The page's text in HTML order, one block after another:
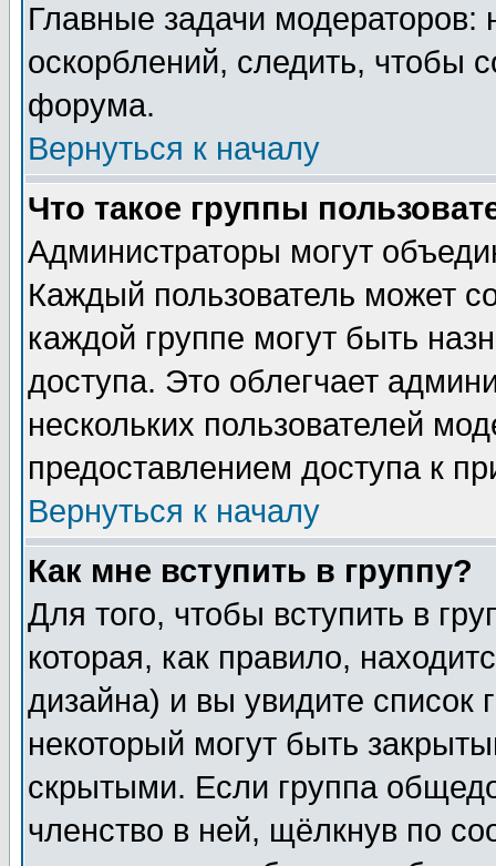
Главные задачи
оскорблений, следить, чтобы
форума.
Вернуться к началу
Что такое группы
Администраторы могут
Каждый пользователь может
каждой группе могут быть
доступа. Это облегчает
нескольких пользователей
предоставлением доступа к
Вернуться к началу
Как мне вступить в группу?
Для того, чтобы вступить в
которая, как правило,
дизайна) и вы увидите список
некоторый могут быть
скрытыми. Если группа
членство в ней, щёлкнув по